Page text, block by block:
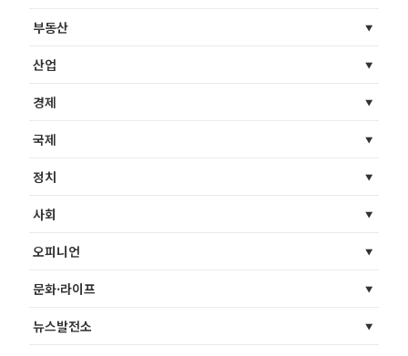
부동산
산업
경제
국제
정치
사회
오피니언
문화·라이프
뉴스발전소